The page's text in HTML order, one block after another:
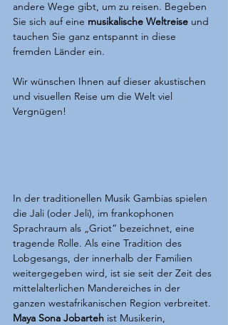
andere Wege gibt, um zu reisen. Begeben
Sie sich auf eine musikalische Weltreise und
tauchen Sie ganz entspannt in diese
fremden Länder ein.
Wir wünschen Ihnen auf dieser akustischen
und visuellen Reise um die Welt viel
Vergnügen!
In der traditionellen Musik Gambias spielen
die Jali (oder Jeli), im frankophonen
Sprachraum als „Griot“ bezeichnet, eine
tragende Rolle. Als eine Tradition des
Lobgesangs, der innerhalb der Familien
weitergegeben wird, ist sie seit der Zeit des
mittelalterlichen Mandereiches in der
ganzen westafrikanischen Region verbreitet.
Maya Sona Jobarteh ist Musikerin,